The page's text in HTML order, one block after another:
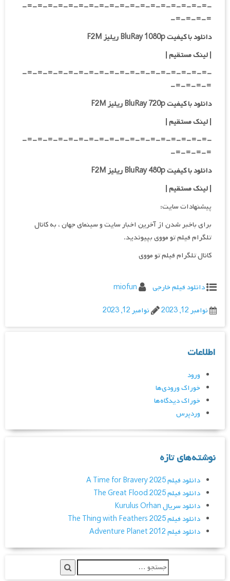
-=-=-=-=-=-=-=-=-=-=-=-=-=-=-=-=-=-=-
=-=-=-=-
دانلود با کیفیت BluRay 1080p ریلیز F2M
|لینک مستقیم|
-=-=-=-=-=-=-=-=-=-=-=-=-=-=-=-=-=-=-
=-=-=-=-
دانلود با کیفیت BluRay 720p ریلیز F2M
| لینک مستقیم|
-=-=-=-=-=-=-=-=-=-=-=-=-=-=-=-=-=-=-
=-=-=-=-
دانلود با کیفیت BluRay 480p ریلیز F2M
| لینک مستقیم|
پیشنهادات سایت:
برای باخبر شدن از آخرین اخبار سایت و سینمای جهان ، به کانال
تلگرام فیلم تو مووی بپیوندید.
کانال تلگرام فیلم تو مووی
دانلود فیلم خارجی
miofun
نوامبر 12, 2023
نوامبر 12, 2023
اطلاعات
ورود
خوراک ورودی‌ها
خوراک دیدگاه‌ها
وردپرس
نوشته‌های تازه
دانلود فیلم A Time for Bravery 2025
دانلود فیلم The Great Flood 2025
دانلود سریال Kurulus Orhan
دانلود فیلم The Thing with Feathers 2025
دانلود فیلم Adventure Planet 2012